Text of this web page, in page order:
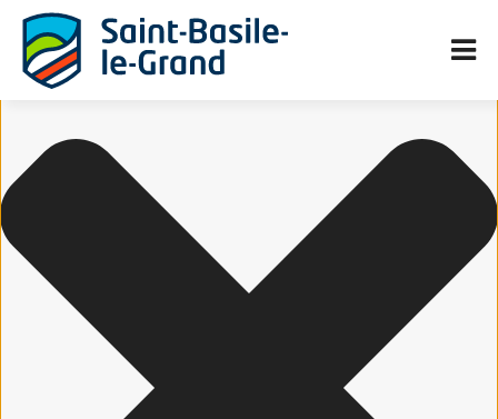
Gérer le consentement aux cookies